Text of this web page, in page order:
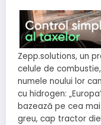
Zepp.solutions, un
celule de
numele noului lor
cu hidrogen:
bazează pe cea
greu, cap tractor